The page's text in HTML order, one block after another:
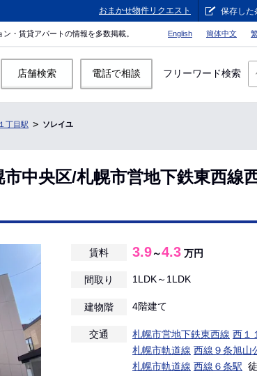
おまかせ物件リクエスト 保存した
・賃貸アパートの情報を多数掲載。 English 簡体中文
店舗検索 電話で相談 フリーワード検索
丁目駅 ソレイユ
中央区/札幌市営地下鉄東西線
賃料 3.9～4.3 万円
間取り 1LDK～1LDK
建物階 4階建て
交通 札幌市営地下鉄東西線 西１
札幌市軌道線 西線９条旭山
札幌市軌道線 西線６条駅